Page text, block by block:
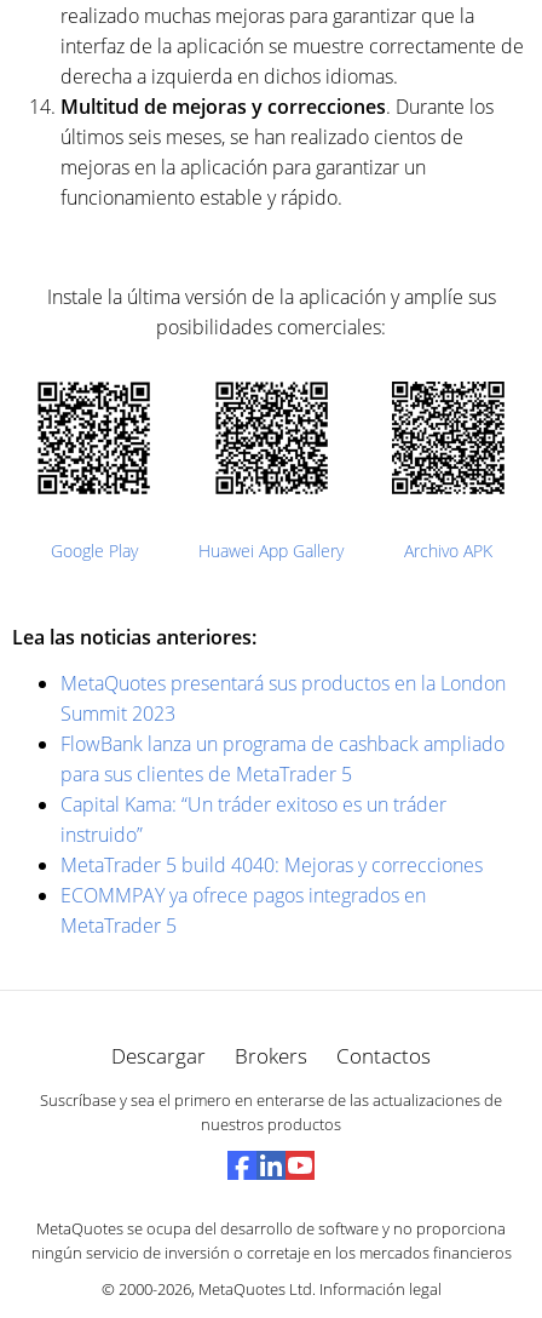
realizado muchas mejoras para garantizar que la
interfaz de la aplicación se muestre correctamente de
derecha a izquierda en dichos idiomas.
Multitud de mejoras y correcciones. Durante los
últimos seis meses, se han realizado cientos de
mejoras en la aplicación para garantizar un
funcionamiento estable y rápido.
Instale la última versión de la aplicación y amplíe sus
posibilidades comerciales:
Google Play Huawei App Gallery Archivo APK
Lea las noticias anteriores:
MetaQuotes presentará sus productos en la London
Summit 2023
FlowBank lanza un programa de cashback ampliado
para sus clientes de MetaTrader 5
Capital Kama: “Un tráder exitoso es un tráder
instruido”
MetaTrader 5 build 4040: Mejoras y correcciones
ECOMMPAY ya ofrece pagos integrados en
MetaTrader 5
Descargar Brokers Contactos
Suscríbase y sea el primero en enterarse de las actualizaciones de
nuestros productos
MetaQuotes se ocupa del desarrollo de software y no proporciona
ningún servicio de inversión o corretaje en los mercados financieros
© 2000-2026, MetaQuotes Ltd. Información legal